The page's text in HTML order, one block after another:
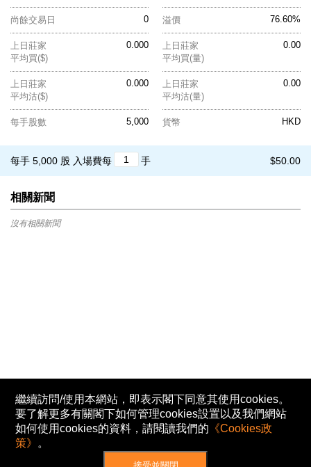
0
尚餘交易日 76.60%
溢價
0.000
上日莊家
平均買($)
0.00
上日莊家
平均買(量)
0.000
上日莊家
平均沽($)
0.00
上日莊家
平均沽(量)
5,000
每手股數 HKD
貨幣
$50.00
每手 5,000 股 入場費每 手
相關新聞
沒有相關新聞
繼續訪問/使用本網站，即表示閣下同意其使用cookies。
要了解更多有關閣下如何管理cookies設置以及我們網站
如何使用cookies的資料，請閱讀我們的 《Cookies政
策》 。